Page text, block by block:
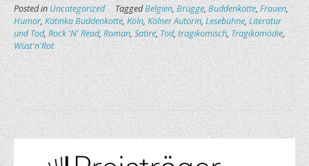
Posted inUncategorized TaggedBelgien,Brügge,Buddenkotte,Frauen,
Humor,Katinka Buddenkotte,Köln,Kölner Autorin,Lesebühne,Literatur
und Tod,Rock 'N' Read,Roman,Satire,Tod,tragikomisch,Tragikomödie,
Wüst'n'Rot